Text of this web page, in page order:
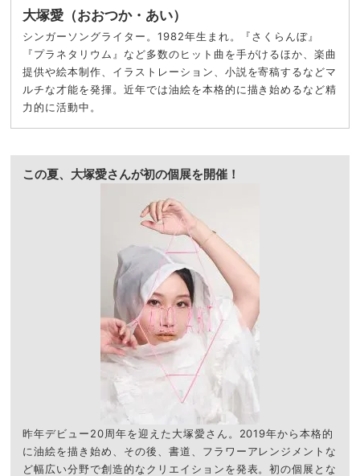
大塚愛（おおつか・あい）
シンガーソングライター。1982年生まれ。『さくらんぼ』
『プラネタリウム』など多数のヒット曲を⼿がけるほか、楽曲
提供や絵本制作、イラストレーション、⼩説を寄稿するなどマ
ルチな才能を発揮。近年では油絵を本格的に描き始めるなど精
⼒的に活動中。
この夏、大塚愛さんが初の個展を開催！
昨年デビュー20周年を迎えた⼤塚愛さん。2019年から本格的
に油絵を描き始め、その後、書道、フラワーアレンジメントな
ど幅広い分野で創造的なクリエイションを発表。初の個展とな